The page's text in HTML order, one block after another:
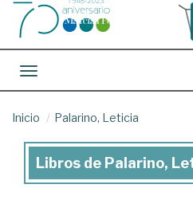
Toggle navigation
Inicio Palarino, Leticia
Libros
Libros de Palarino,